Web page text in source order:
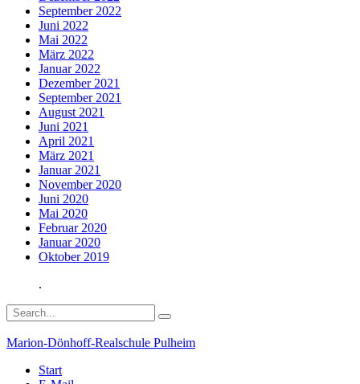
September 2022
Juni 2022
Mai 2022
März 2022
Januar 2022
Dezember 2021
September 2021
August 2021
Juni 2021
April 2021
März 2021
Januar 2021
November 2020
Juni 2020
Mai 2020
Februar 2020
Januar 2020
Oktober 2019
.
Marion-Dönhoff-Realschule Pulheim
Start